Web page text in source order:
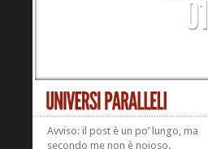
Avviso: il post è un po’ lungo, ma
secondo me non è noioso.